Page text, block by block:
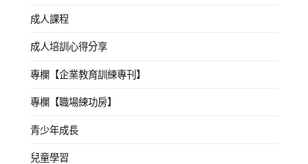
成人課程
成人培訓心得分享
專欄【企業教育訓練專刊】
專欄【職場練功房】
青少年成長
兒童學習